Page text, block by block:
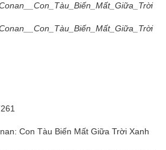
Con Tàu Biến Mất Giữa Trời Xanh